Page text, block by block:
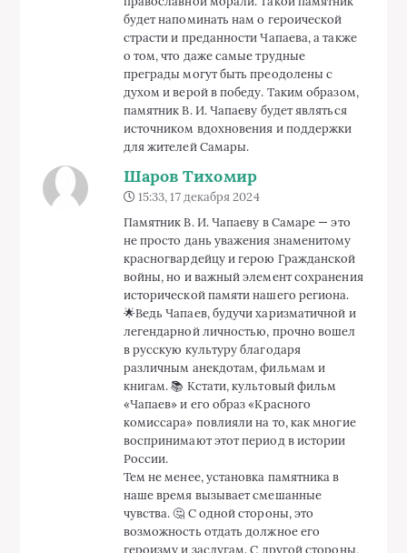
воспринимают этот период в истории
России.
Тем не менее, установка памятника в
наше время вызывает смешанные
чувства. 🤔 С одной стороны, это
возможность отдать должное его
героизму и заслугам. С другой стороны,
нужно помнить, что Гражданская война
была сложным и трагическим периодом
бы создать мемориальный комплекс,
который бы отразил противоречивость
тех лет, вместо того чтобы
фокусироваться на одном человеке.
Важно, чтобы памятник стал местом, где
можно было бы проводить экскурсии
для школьников и гостей города,
рассказывая об истинной истории
событий тех лет. 🎓 Возможно, нам
также стоит подумать о современных
интерактивных элементах, чтобы
молодежь могла ближе познакомиться с
историей. 💡
В целом, здорово, что в нашем городе
появляются новые культурные объекты,
но давайте помнить, что увековечивание
исторических фигур требует
взвешенного подхода и уважения к
множеству точек зрения. 🤝
Харитонова Ева